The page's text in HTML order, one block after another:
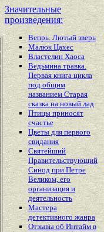
Значительные
произведения:
Вепрь. Лютый зверь
Малюк Цахес
Властелин Хаоса
Ведьмина травка.
Первая книга цикла
под общим
названием Старая
сказка на новый лад
Птицы приносят
счастье
Цветы для первого
свидания
Святейший
Правительствующий
Синод при Петре
Великом, его
организация и
деятельность
Мастера
детективного жанра
Отзывы об Интайм в